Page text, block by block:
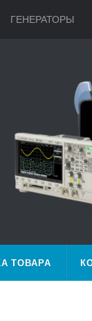
ГЕНЕРАТОРЫ
ТОВАРА